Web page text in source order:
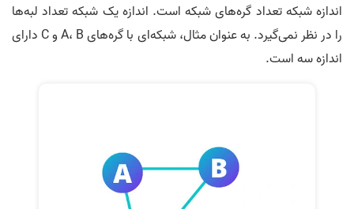
اندازه شبکه تعداد گره‌های شبکه است. اندازه یک شبکه تعداد لبه‌ها
را در نظر نمی‌گیرد. به عنوان مثال، شبکه‌ای با گره‌های A، B و C دارای
اندازه سه است.